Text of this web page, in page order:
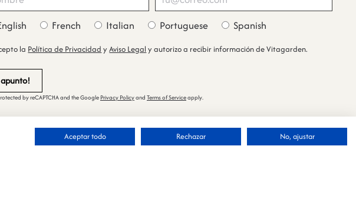
French Italian Portuguese Spanish
la Política de Privacidad yAviso Legal y autorizo a recibir información de Vitagarden.
by reCAPTCHA and the Google Privacy Policyand Terms of Serviceapply.
Aceptar todo Rechazar No, ajustar